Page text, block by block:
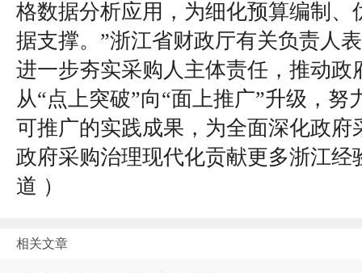
格数据分析应用，为细化预算编制、
据支撑。”浙江省财政厅有关负责人
进一步夯实采购人主体责任，推动政
从“点上突破”向“面上推广”升级，努
可推广的实践成果，为全面深化政府
政府采购治理现代化贡献更多浙江经
道 ）
相关文章